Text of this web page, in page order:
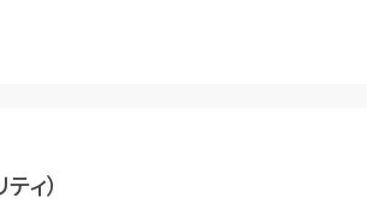
ィ）